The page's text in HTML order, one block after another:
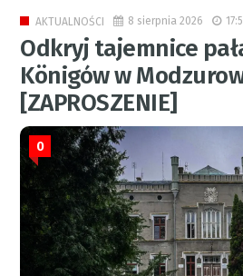
AKTUALNOŚCI 8 sierpnia 2026
Odkryj tajemnice
Königów w
[ZAPROSZENIE]
0